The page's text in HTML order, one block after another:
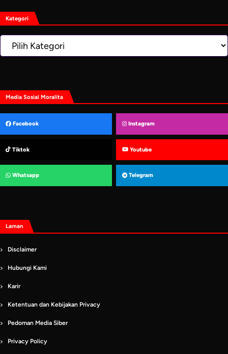
Kategori
Kategori
Media Sosial Moralita
Facebook Instagram
Tiktok Youtube
Whatsapp Telegram
Laman
Disclaimer
Hubungi Kami
Karir
Ketentuan dan Kebijakan Privacy
Pedoman Media Siber
Privacy Policy